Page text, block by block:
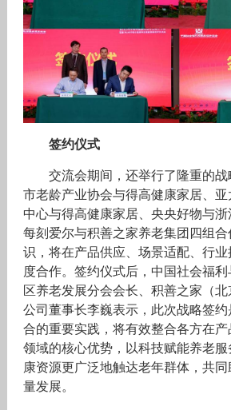
签约仪式
交流会期间，还举行了隆重的
市老龄产业协会与得高健康家居、
中心与得高健康家居、央央好物与
每刻爱尔与积善之家养老集团四组
识，将在产品供应、场景适配、行
度合作。签约仪式后，中国社会福
区养老发展分会会长、积善之家（
公司董事长李巍表示，此次战略签
合的重要实践，将有效整合各方在
领域的核心优势，以科技赋能养老
康资源更广泛地触达老年群体，共
量发展。